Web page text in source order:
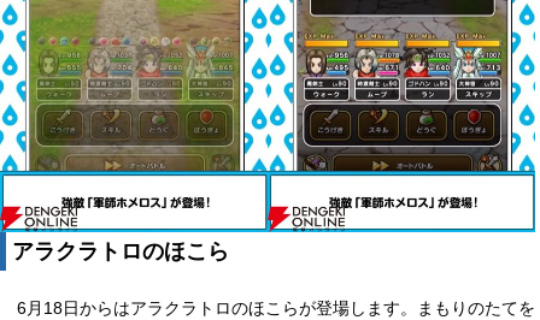
アラクラトロのほこら
6月18日からはアラクラトロのほこらが登場します。まもりのたてを